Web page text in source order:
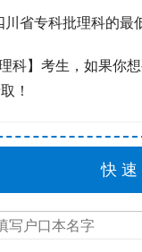
省专科批理科的
科】考生，如果你
！